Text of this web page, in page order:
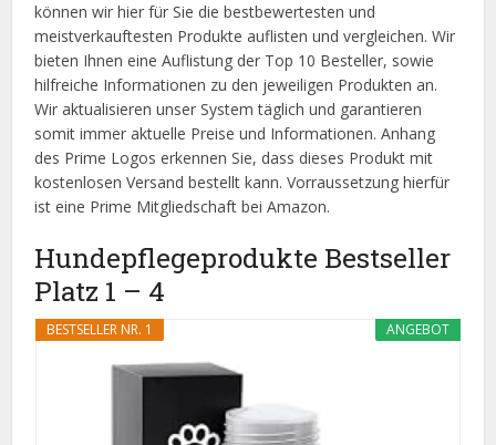
können wir hier für Sie die bestbewertesten und
meistverkauftesten Produkte auflisten und vergleichen. Wir
bieten Ihnen eine Auflistung der Top 10 Besteller, sowie
hilfreiche Informationen zu den jeweiligen Produkten an.
Wir aktualisieren unser System täglich und garantieren
somit immer aktuelle Preise und Informationen. Anhang
des Prime Logos erkennen Sie, dass dieses Produkt mit
kostenlosen Versand bestellt kann. Vorraussetzung hierfür
ist eine Prime Mitgliedschaft bei Amazon.
Hundepflegeprodukte Bestseller
Platz 1 – 4
ANGEBOT
BESTSELLER NR. 1